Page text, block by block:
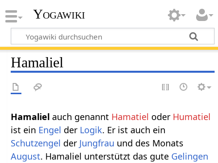
Yogawiki
Hamaliel
Hamalielauch genannt Hamatiel oder Humatiel
ist ein Engel der Logik. Er ist auch ein
Schutzengel der Jungfrau und des Monats
August. Hamaliel unterstützt das gute Gelingen